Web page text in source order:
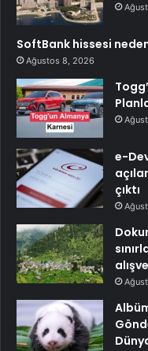
SoftBank hissesi
Ağustos 8, 2026
e-
çıktı